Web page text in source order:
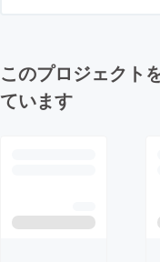
このプロジェクト
ています